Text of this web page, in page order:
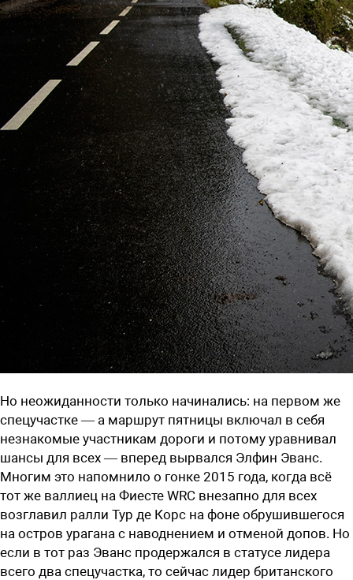
Но неожиданности только начинались: на первом же
спецучастке — а маршрут пятницы включал в себя
незнакомые участникам дороги и потому уравнивал
шансы для всех — вперед вырвался Элфин Эванс.
Многим это напомнило о гонке 2015 года, когда всё
тот же валлиец на Фиесте WRC внезапно для всех
возглавил ралли Тур де Корс на фоне обрушившегося
на остров урагана с наводнением и отменой допов. Но
если в тот раз Эванс продержался в статусе лидера
всего два спецучастка, то сейчас лидер британского